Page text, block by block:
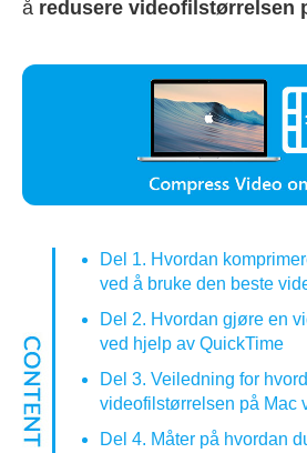
å redusere videofilstørrelsen
Del 1. Hvordan
ved å bruke den beste
Del 2. Hvordan gjøre en
ved hjelp av QuickTime
Del 3. Veiledning for
videofilstørrelsen på Mac
Del 4. Måter på hvordan